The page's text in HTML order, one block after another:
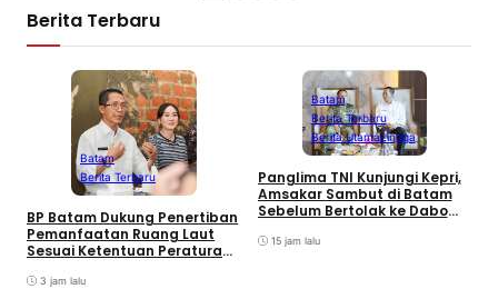
Berita Terbaru
Batam
Berita Terbaru
BP Batam Dukung Penertiban
Pemanfaatan Ruang Laut
Sesuai Ketentuan Peraturan
3 jam lalu
Batam
Berita Terbaru
Berita UtamaLingga
Panglima TNI Kunjungi Kepri,
Amsakar Sambut di Batam
Sebelum Bertolak ke Dabo
15 jam lalu